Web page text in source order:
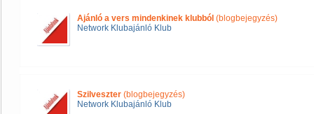
Ajánló a vers mindenkinek klubból (blogbejegyzés)
Network Klubajánló Klub
Szilveszter (blogbejegyzés)
Network Klubajánló Klub